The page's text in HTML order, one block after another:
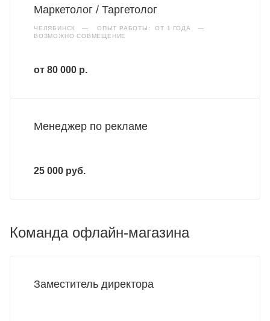
Маркетолог / Таргетолог
ЧЕЛЯБИНСК — ОПЫТ РАБОТЫ: ОТ 1 ГОДА
—
ВОЗМОЖНО СОВМЕЩЕНИЕ
от 80 000 р.
Менеджер по рекламе
25 000 руб.
Команда офлайн-магазина
Заместитель директора